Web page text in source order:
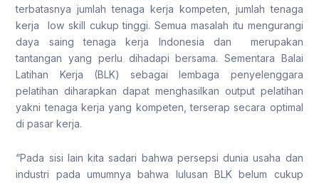
terbatasnya jumlah tenaga kerja kompeten, jumlah tenaga
kerja low skill cukup tinggi. Semua masalah itu mengurangi
daya saing tenaga kerja Indonesia dan merupakan
tantangan yang perlu dihadapi bersama. Sementara Balai
Latihan Kerja (BLK) sebagai lembaga penyelenggara
pelatihan diharapkan dapat menghasilkan output pelatihan
yakni tenaga kerja yang kompeten, terserap secara optimal
di pasar kerja.
“Pada sisi lain kita sadari bahwa persepsi dunia usaha dan
industri pada umumnya bahwa lulusan BLK belum cukup